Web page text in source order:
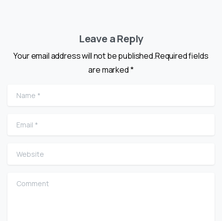
Leave a Reply
Your email address will not be published.Required fields
are marked *
Name
Email
Website
Comment